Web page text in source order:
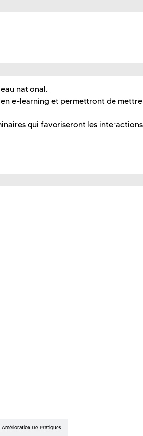
national.
en e-learning et permettront de mettre
qui favoriseront les interactions
Amélioration De Pratiques